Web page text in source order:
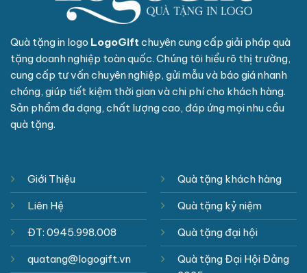
Quà tặng in logo LogoGift chuyên cung cấp giải pháp quà
tặng doanh nghiệp toàn quốc. Chúng tôi hiểu rõ thị trường,
cung cấp tư vấn chuyên nghiệp, gửi mẫu và báo giá nhanh
chóng, giúp tiết kiệm thời gian và chi phí cho khách hàng.
Sản phẩm đa dạng, chất lượng cao, đáp ứng mọi nhu cầu
quà tặng.
Giới Thiệu
Liên Hệ
ĐT: 0945.998.008
quatang@logogift.vn
Quà tặng khách hàng
Quà tặng kỷ niệm
Quà tặng đại hội
Quà tặng Đại Hội Đảng